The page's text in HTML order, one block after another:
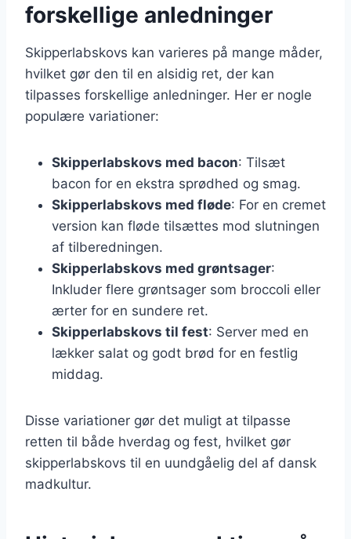
forskellige anledninger
Skipperlabskovs kan varieres på mange måder,
hvilket gør den til en alsidig ret, der kan
tilpasses forskellige anledninger. Her er nogle
populære variationer:
Skipperlabskovs med bacon: Tilsæt
bacon for en ekstra sprødhed og smag.
Skipperlabskovs med fløde: For en cremet
version kan fløde tilsættes mod slutningen
af tilberedningen.
Skipperlabskovs med grøntsager:
Inkluder flere grøntsager som broccoli eller
ærter for en sundere ret.
Skipperlabskovs til fest: Server med en
lækker salat og godt brød for en festlig
middag.
Disse variationer gør det muligt at tilpasse
retten til både hverdag og fest, hvilket gør
skipperlabskovs til en uundgåelig del af dansk
madkultur.